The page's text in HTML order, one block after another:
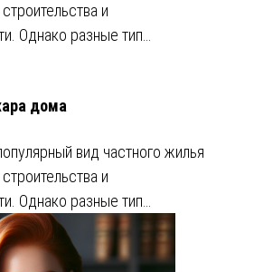
и
Однако разные тип…
дома
вид частного жилья
и
Однако разные тип…